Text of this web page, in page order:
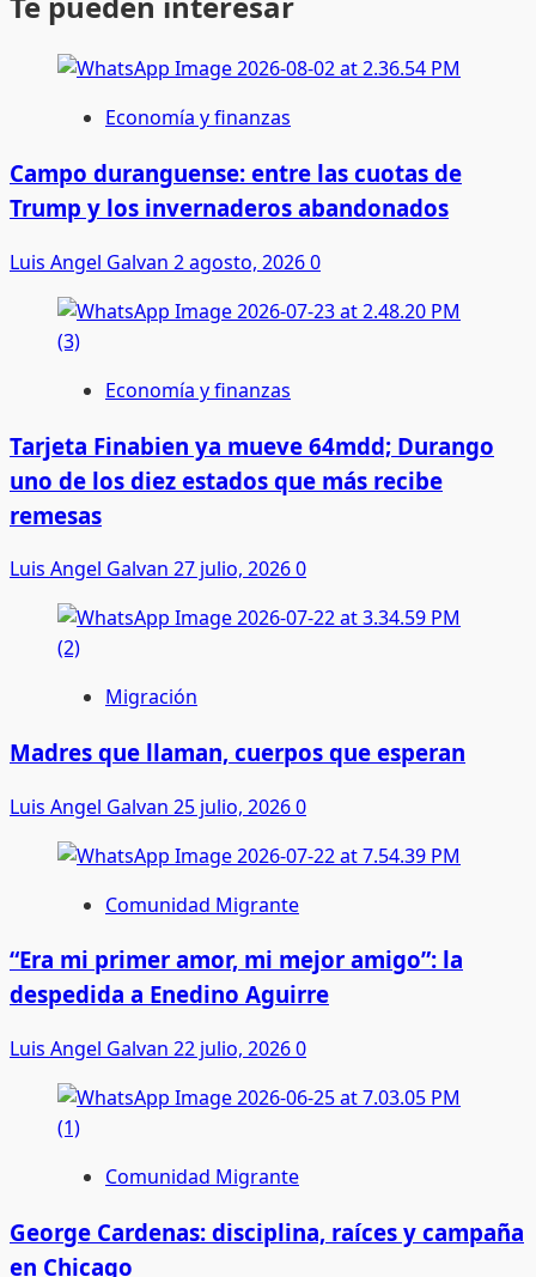
Economía y finanzas
Campo duranguense: entre las cuotas de
Trump y los invernaderos abandonados
Luis Angel Galvan 2 agosto, 20260
Economía y finanzas
Tarjeta Finabien ya mueve 64mdd; Durango
uno de los diez estados que más recibe
remesas
Luis Angel Galvan 27 julio, 20260
Migración
Madres que llaman, cuerpos que esperan
Luis Angel Galvan 25 julio, 20260
Comunidad Migrante
“Era mi primer amor, mi mejor amigo”: la
despedida a Enedino Aguirre
Luis Angel Galvan 22 julio, 20260
Comunidad Migrante
George Cardenas: disciplina, raíces y campaña
en Chicago